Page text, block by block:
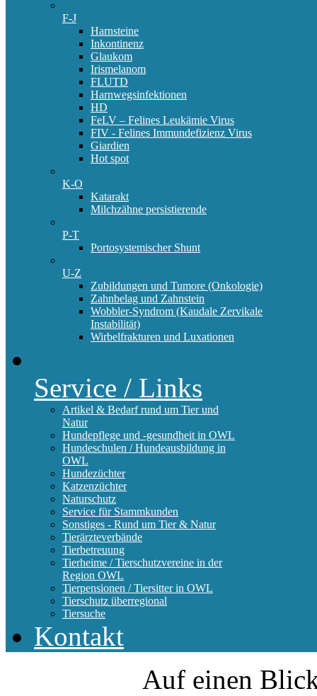
F-J
Harnsteine
Inkontinenz
Glaukom
Irismelanom
FLUTD
Harnwegsinfektionen
HD
FeLV – Felines Leukämie Virus
FIV - Felines Immundefizienz Virus
Giardien
Hot spot
K-O
Katarakt
Milchzähne persistierende
P-T
Portosystemischer Shunt
U-Z
Zubildungen und Tumore (Onkologie)
Zahnbelag und Zahnstein
Wobbler-Syndrom (Kaudale Zervikale
Instabilität)
Wirbelfrakturen und Luxationen
Service / Links
Artikel & Bedarf rund um Tier und
Natur
Hundepflege und -gesundheit in OWL
Hundeschulen / Hundeausbildung in
OWL
Hundezüchter
Katzenzüchter
Naturschutz
Service für Stammkunden
Sonstiges - Rund um Tier & Natur
Tierärzteverbände
Tierbetreuung
Tierheime / Tierschutzvereine in der
Region OWL
Tierpensionen / Tiersitter in OWL
Tierschutz überregional
Tiersuche
Kontakt
Auf einen